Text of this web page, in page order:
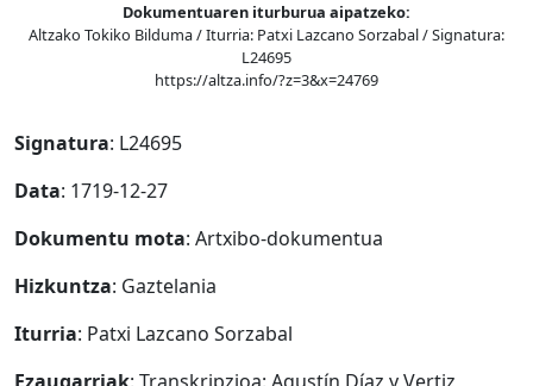
Dokumentuaren iturburua aipatzeko:
Altzako Tokiko Bilduma / Iturria: Patxi Lazcano Sorzabal / Signatura:
L24695
https://altza.info/?z=3&x=24769
Signatura: L24695
Data: 1719-12-27
Dokumentu mota: Artxibo-dokumentua
Hizkuntza: Gaztelania
Iturria: Patxi Lazcano Sorzabal